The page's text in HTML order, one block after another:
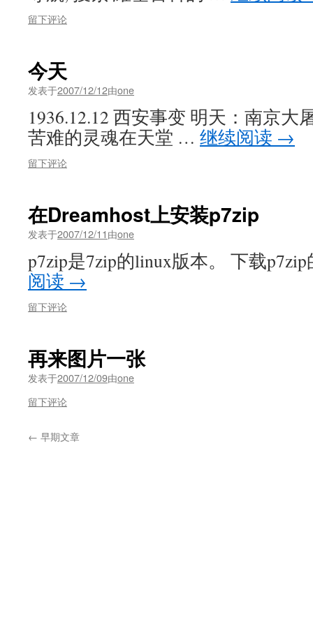
留下评论
今天
发表于2007/12/12由one
1936.12.12 西安事变 明天：南京大
苦难的灵魂在天堂 … 继续阅读 →
留下评论
在Dreamhost上安装p7zip
发表于2007/12/11由one
p7zip是7zip的linux版本。 下载
阅读 →
留下评论
再来图片一张
发表于2007/12/09由one
留下评论
← 早期文章